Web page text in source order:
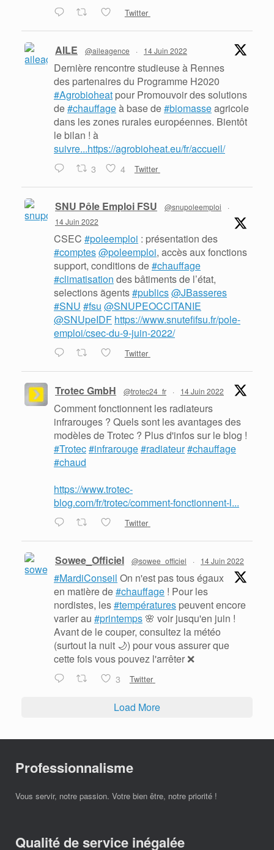
Twitter
AILE @aileagence · 14 Juin 2022
Dernière rencontre studieuse à Rennes
des partenaires du Programme H2020
#Agrobioheat pour Promouvoir des solutions
de#chauffageà base de#biomasseagricole
dans les zones rurales européennes. Bientôt
le bilan ! à
suivre...https://agrobioheat.eu/fr/accueil/
3 4 Twitter
SNU Pôle Emploi FSU @snupoleemploi
·
14 Juin 2022
CSEC #poleemploi : présentation des
#comptes@poleemploi, accès aux fonctions
support, conditions de#chauffage
#climatisation des bâtiments de l’état,
selections ãgents#publics@JBasseres
#SNU #fsu @SNUPEOCCITANIE
@SNUpeIDF https://www.snutefifsu.fr/pole-
emploi/csec-du-9-juin-2022/
Twitter
Trotec GmbH @trotec24_fr · 14 Juin 2022
Comment fonctionnent les radiateurs
infrarouges ? Quels sont les avantages des
modèles de Trotec ? Plus d'infos sur le blog !
#Trotec#infrarouge#radiateur#chauffage
#chaud
https://www.trotec-
blog.com/fr/trotec/comment-fonctionnent-l...
Twitter
Sowee_Officiel @sowee_officiel · 14 Juin 2022
#MardiConseil On n'est pas tous égaux
en matière de#chauffage ! Pour les
nordistes, les#températures peuvent encore
varier au #printemps 🌸 voir jusqu'en juin !
Avant de le couper, consultez la météo
(surtout la nuit 🌙) pour vous assurer que
cette fois vous pouvez l'arrêter ❌
3 Twitter
Load More
Professionnalisme
Vous servir, notre passion. Votre bien être, notre priorité !
Qualité de service inégalée